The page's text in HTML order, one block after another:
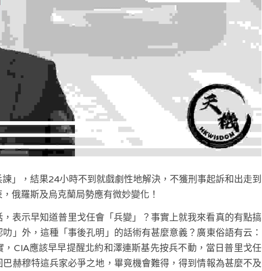
」，結果24小時不到就戲劇性地解決，不獲刑事起訴和出走到
俄羅斯及烏克蘭局勢應有微妙變化！
」外，這種「事後孔明」的話術有甚麼意義？廣東俗語有云：
，CIA應該早早提醒北約和澤連斯基先按兵不動，當日普里戈任
赫穆特這兵家必爭之地，畢竟機會難得，得到情報為甚麼不及